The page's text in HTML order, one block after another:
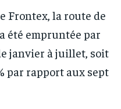
Frontex, la route de
été empruntée par
janvier à juillet, soit
par rapport aux sept